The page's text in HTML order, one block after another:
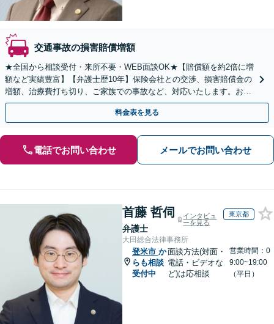
交通事故の損害賠償増額
★全国から相談受付・来所不要・WEB面談OK★【賠償額を約2倍に増
額など実績豊富】【弁護士歴10年】保険会社との交渉、損害賠償金の
増額、治療費打ち切り、ご家族での事故など、対応いたします。お早
めにご相談ください【初回相談・着手金無料】
料金表を見る
電話でお問い合わせ メールでお問い合わせ
首藤 哲伺
弁護士
インタビュ
ーを見る
東京都
大田総合法律事務所
登米市 か
らも相談
受付中
面談方法(対面・
電話・ビデオな
ど)は応相談
営業時間：0
9:00~19:00
（平日）